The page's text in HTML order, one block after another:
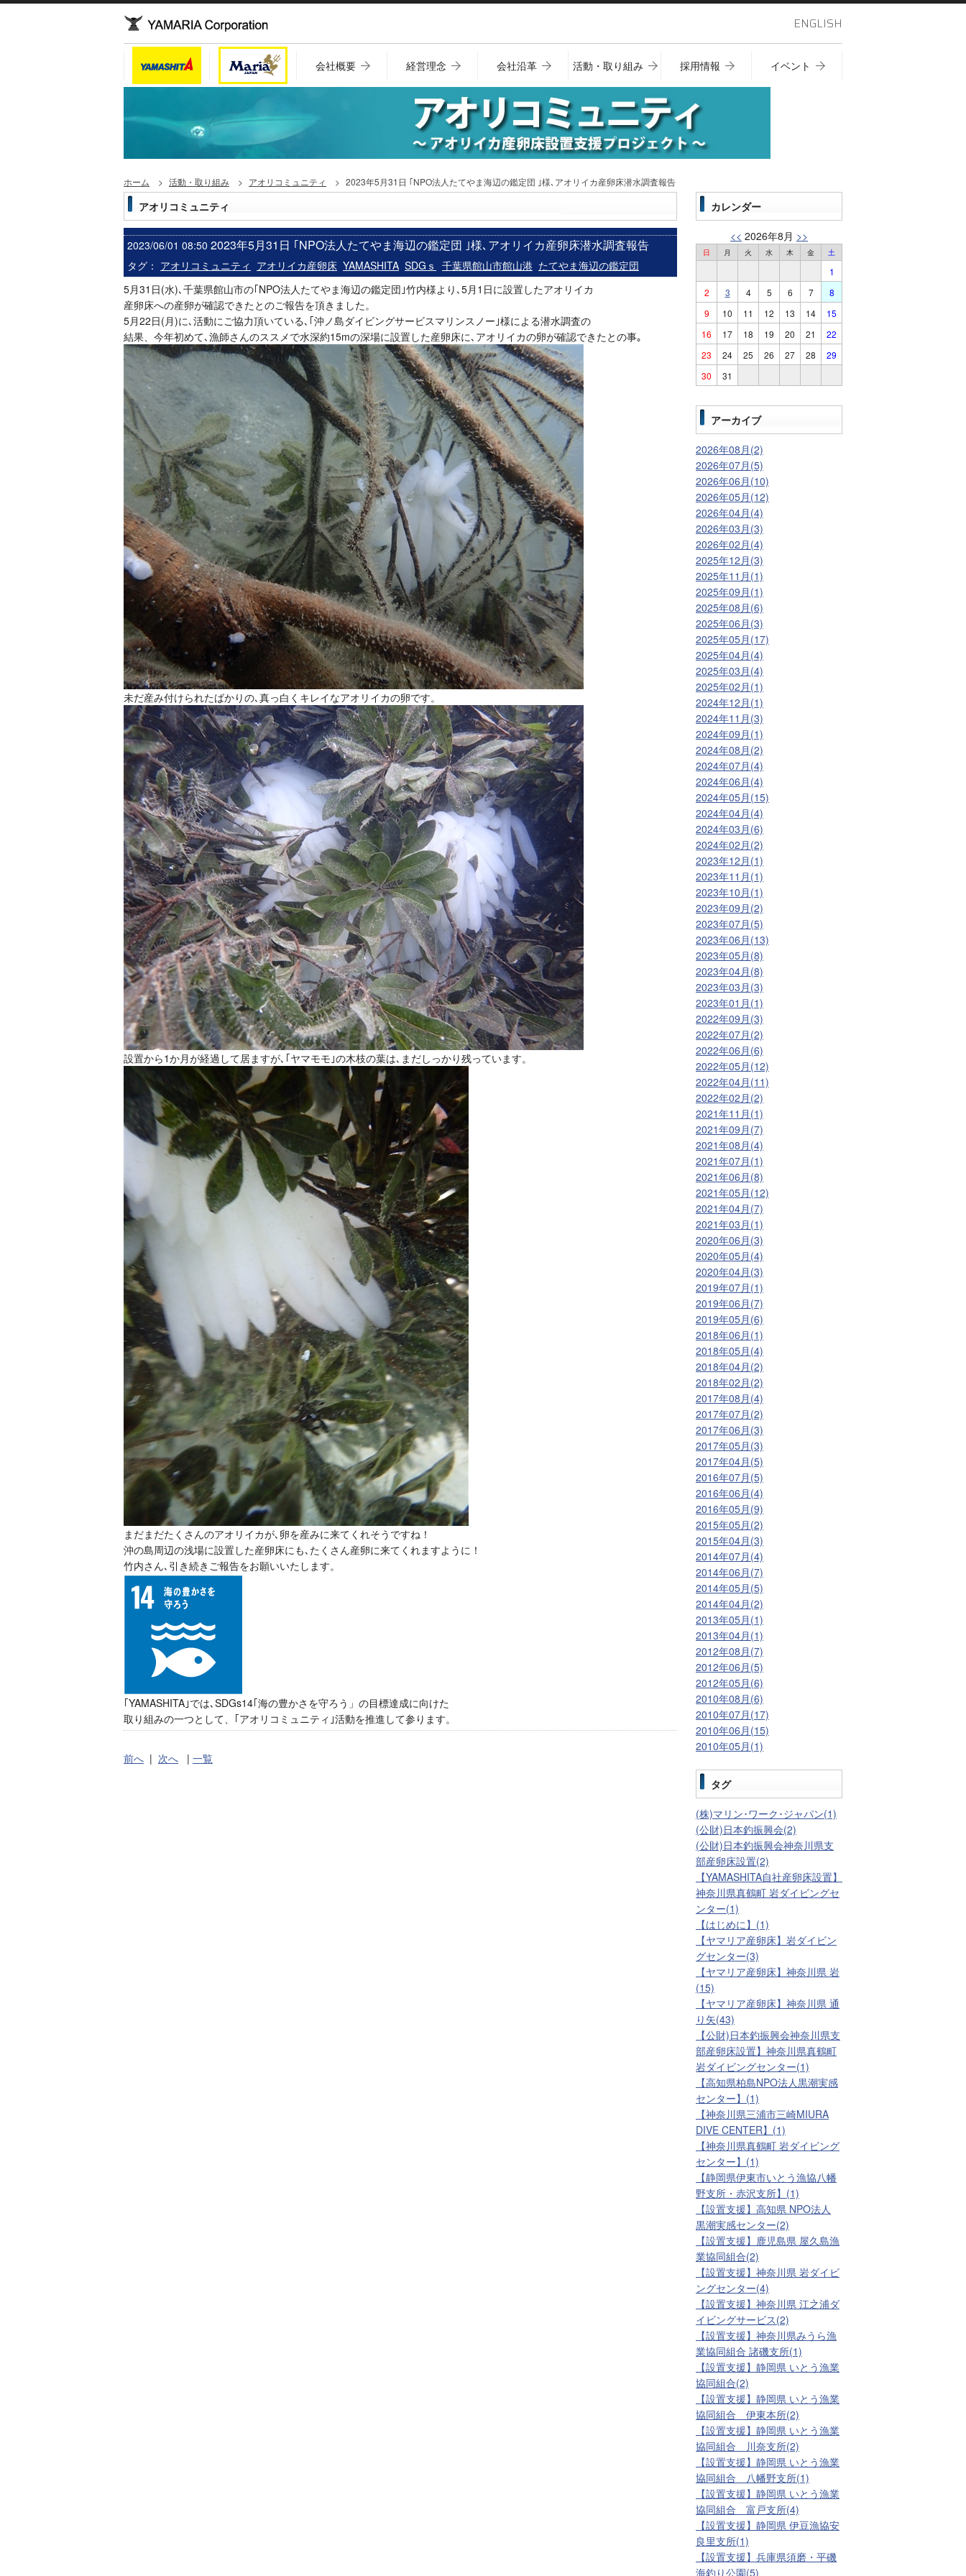
ENGLISH
会社概要 経営理念 会社沿革 活動・取り組み 採用情報 イベント
ホーム 活動・取り組み アオリコミュニティ 2023年5月31日 ｢NPO法人たてやま海辺の鑑定団 ｣様､アオリイカ産卵床潜水調査報告
アオリコミュニティ
2023/06/01 08:50 2023年5月31日 ｢NPO法人たてやま海辺の鑑定団 ｣様､アオリイカ産卵床潜水調査報告
タグ： アオリコミュニティ アオリイカ産卵床 YAMASHITA SDGｓ 千葉県館山市館山港 たてやま海辺の鑑定団
5月31日(水)､千葉県館山市の｢NPO法人たてやま海辺の鑑定団｣竹内様より､5月1日に設置したアオリイカ
産卵床への産卵が確認できたとのご報告を頂きました。
5月22日(月)に､活動にご協力頂いている､｢沖ノ島ダイビングサービスマリンスノー｣様による潜水調査の
結果、今年初めて､漁師さんのススメで水深約15mの深場に設置した産卵床に､アオリイカの卵が確認できたとの事｡
未だ産み付けられたばかりの､真っ白くキレイなアオリイカの卵です。
設置から1か月が経過して居ますが､｢ヤマモモ｣の木枝の葉は､まだしっかり残っています。
まだまだたくさんのアオリイカが､卵を産みに来てくれそうですね！
沖の島周辺の浅場に設置した産卵床にも､たくさん産卵に来てくれますように！
竹内さん､引き続きご報告をお願いいたします。
｢YAMASHITA｣では､SDGs14｢海の豊かさを守ろう」の目標達成に向けた
取り組みの一つとして、｢アオリコミュニティ｣活動を推進して参ります。
前へ | 次へ | 一覧
カレンダー
<< 2026年8月 >>
日 月 火 水 木 金 土
1
2
3 4 5 6 7
8
9
10 11 12 13 14
15
16
17 18 19 20 21
22
23
24 25 26 27 28
29
30
31
アーカイブ
2026年08月(2)
2026年07月(5)
2026年06月(10)
2026年05月(12)
2026年04月(4)
2026年03月(3)
2026年02月(4)
2025年12月(3)
2025年11月(1)
2025年09月(1)
2025年08月(6)
2025年06月(3)
2025年05月(17)
2025年04月(4)
2025年03月(4)
2025年02月(1)
2024年12月(1)
2024年11月(3)
2024年09月(1)
2024年08月(2)
2024年07月(4)
2024年06月(4)
2024年05月(15)
2024年04月(4)
2024年03月(6)
2024年02月(2)
2023年12月(1)
2023年11月(1)
2023年10月(1)
2023年09月(2)
2023年07月(5)
2023年06月(13)
2023年05月(8)
2023年04月(8)
2023年03月(3)
2023年01月(1)
2022年09月(3)
2022年07月(2)
2022年06月(6)
2022年05月(12)
2022年04月(11)
2022年02月(2)
2021年11月(1)
2021年09月(7)
2021年08月(4)
2021年07月(1)
2021年06月(8)
2021年05月(12)
2021年04月(7)
2021年03月(1)
2020年06月(3)
2020年05月(4)
2020年04月(3)
2019年07月(1)
2019年06月(7)
2019年05月(6)
2018年06月(1)
2018年05月(4)
2018年04月(2)
2018年02月(2)
2017年08月(4)
2017年07月(2)
2017年06月(3)
2017年05月(3)
2017年04月(5)
2016年07月(5)
2016年06月(4)
2016年05月(9)
2015年05月(2)
2015年04月(3)
2014年07月(4)
2014年06月(7)
2014年05月(5)
2014年04月(2)
2013年05月(1)
2013年04月(1)
2012年08月(7)
2012年06月(5)
2012年05月(6)
2010年08月(6)
2010年07月(17)
2010年06月(15)
2010年05月(1)
タグ
(株)マリン･ワーク･ジャパン(1)
(公財)日本釣振興会(2)
(公財)日本釣振興会神奈川県支
部産卵床設置(2)
【YAMASHITA自社産卵床設置】
神奈川県真鶴町 岩ダイビングセ
ンター(1)
【はじめに】(1)
【ヤマリア産卵床】岩ダイビン
グセンター(3)
【ヤマリア産卵床】神奈川県 岩
(15)
【ヤマリア産卵床】神奈川県 通
り矢(43)
【公財)日本釣振興会神奈川県支
部産卵床設置】神奈川県真鶴町
岩ダイビングセンター(1)
【高知県柏島NPO法人黒潮実感
センター】(1)
【神奈川県三浦市三崎MIURA
DIVE CENTER】(1)
【神奈川県真鶴町 岩ダイビング
センター】(1)
【静岡県伊東市いとう漁協八幡
野支所・赤沢支所】(1)
【設置支援】高知県 NPO法人
黒潮実感センター(2)
【設置支援】鹿児島県 屋久島漁
業協同組合(2)
【設置支援】神奈川県 岩ダイビ
ングセンター(4)
【設置支援】神奈川県 江之浦ダ
イビングサービス(2)
【設置支援】神奈川県みうら漁
業協同組合 諸磯支所(1)
【設置支援】静岡県 いとう漁業
協同組合(2)
【設置支援】静岡県 いとう漁業
協同組合 伊東本所(2)
【設置支援】静岡県 いとう漁業
協同組合 川奈支所(2)
【設置支援】静岡県 いとう漁業
協同組合 八幡野支所(1)
【設置支援】静岡県 いとう漁業
協同組合 富戸支所(4)
【設置支援】静岡県 伊豆漁協安
良里支所(1)
【設置支援】兵庫県須磨・平磯
海釣り公園(5)